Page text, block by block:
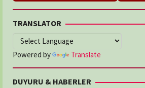
TRANSLATOR
Powered by Translate
DUYURU & HABERLER